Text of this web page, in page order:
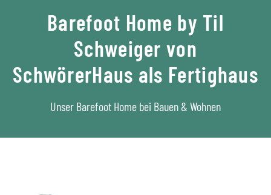
Barefoot Home by Til
Schweiger von
SchwörerHaus als Fertighaus
Unser Barefoot Home bei Bauen & Wohnen